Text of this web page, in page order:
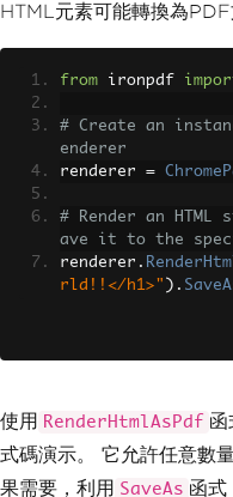
HTML元素可能轉換為PDF
from ironpdf
# Create an
enderer
renderer =
# Render an
ave it to the
renderer .
rld!!</h1>" ).
使用 RenderHtmlAsPdf 函
式碼演示。 它允許任意數
果需要，利用 SaveAs 函式